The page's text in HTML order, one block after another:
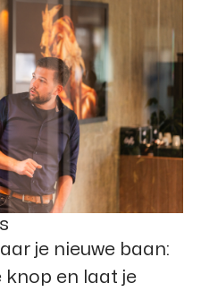
je nieuwe baan:
knop en laat je